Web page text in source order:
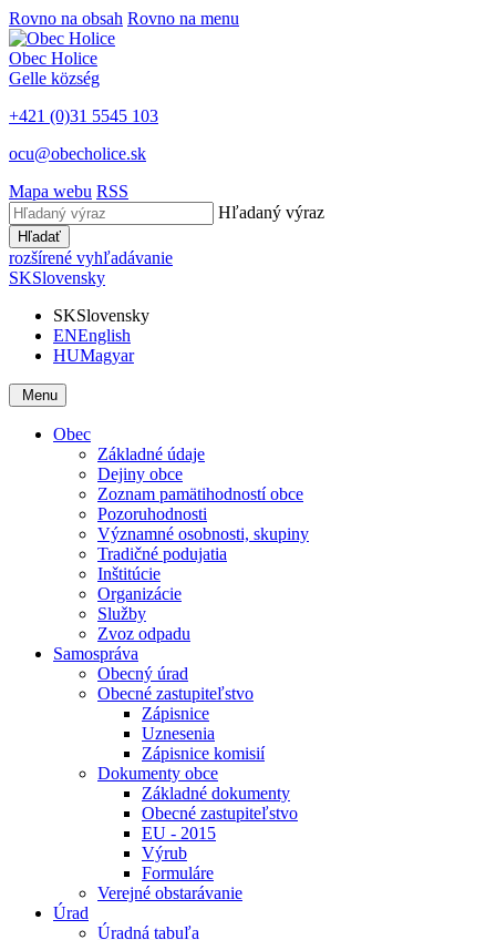
Rovno na obsah Rovno na menu
Obec Holice
Gelle község
+421 (0)31 5545 103
ocu@obecholice.sk
Mapa webu RSS
Hľadaný výraz
Hľadať
rozšírené vyhľadávanie
SKSlovensky
SKSlovensky
ENEnglish
HUMagyar
Menu
Obec
Základné údaje
Dejiny obce
Zoznam pamätihodností obce
Pozoruhodnosti
Významné osobnosti, skupiny
Tradičné podujatia
Inštitúcie
Organizácie
Služby
Zvoz odpadu
Samospráva
Obecný úrad
Obecné zastupiteľstvo
Zápisnice
Uznesenia
Zápisnice komisií
Dokumenty obce
Základné dokumenty
Obecné zastupiteľstvo
EU - 2015
Výrub
Formuláre
Verejné obstarávanie
Úrad
Úradná tabuľa